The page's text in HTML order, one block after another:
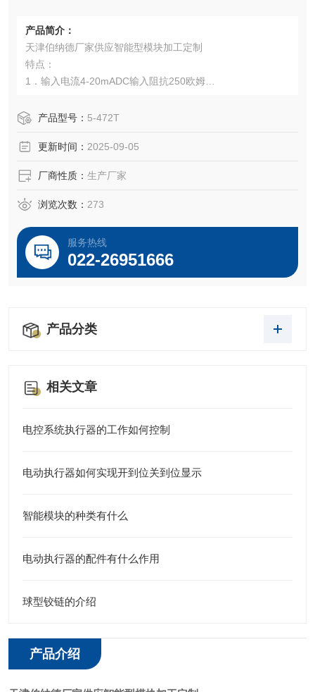
产品简介：
天津伯纳德厂家供应智能型模块加工定制
特点：
1．输入电流4-20mADC输入阻抗250欧姆
产品型号： 5-472T
更新时间： 2025-09-05
厂商性质： 生产厂家
浏览次数： 273
服务热线
022-26951666
产品分类
相关文章
电控系统执行器的工作如何控制
电动执行器如何实现开到位关到位显示
智能模块的种类有什么
电动执行器的配件有什么作用
球型铰链的介绍
产品介绍